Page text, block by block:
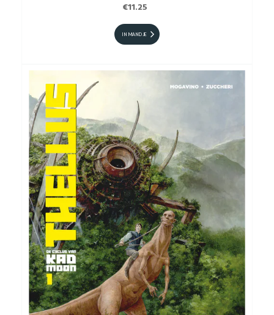
€11.25
IN MANDJE